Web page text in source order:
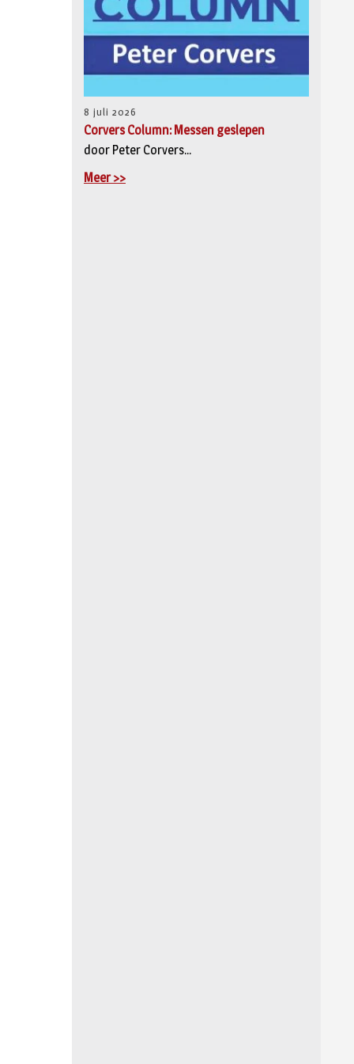
8 juli 2026
Corvers Column: Messen geslepen
door Peter Corvers...
Meer >>